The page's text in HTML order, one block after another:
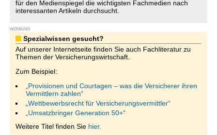
für den Medienspiegel die wichtigsten Fachmedien nach
interessanten Artikeln durchsucht.
WERBUNG
Spezialwissen gesucht?
Auf unserer Internetseite finden Sie auch Fachliteratur zu
Themen der Versicherungswirtschaft.
Zum Beispiel:
„Provisionen und Courtagen – was die Versicherer ihren
Vermittlern zahlen“
„Wettbewerbsrecht für Versicherungsvermittler“
„Umsatzbringer Generation 50+“
Weitere Titel finden Sie hier.